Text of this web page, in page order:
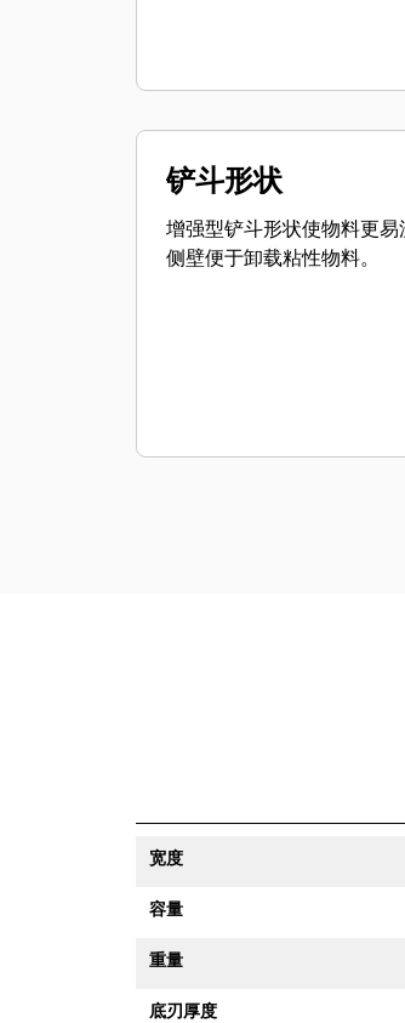
铲斗形状
增强型铲斗形状使物料更
侧壁便于卸载粘性物料。
宽度
容量
重量
底刃厚度